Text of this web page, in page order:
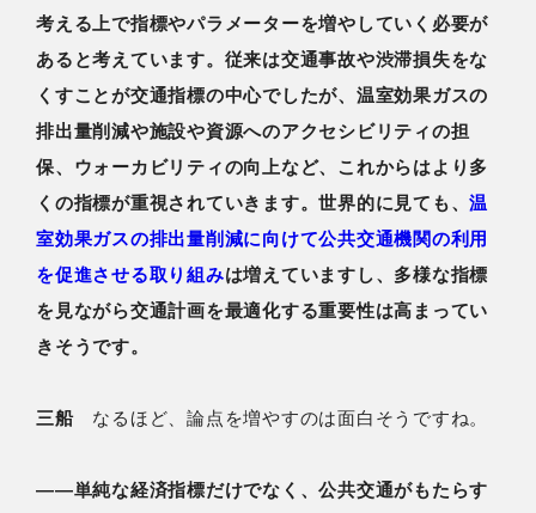
考える上で指標やパラメーターを増やしていく必要が
あると考えています。従来は交通事故や渋滞損失をな
くすことが交通指標の中心でしたが、温室効果ガスの
排出量削減や施設や資源へのアクセシビリティの担
保、ウォーカビリティの向上など、これからはより多
くの指標が重視されていきます。世界的に見ても、温
室効果ガスの排出量削減に向けて公共交通機関の利用
を促進させる取り組みは増えていますし、多様な指標
を見ながら交通計画を最適化する重要性は高まってい
きそうです。
三船なるほど、論点を増やすのは面白そうですね。
――単純な経済指標だけでなく、公共交通がもたらす